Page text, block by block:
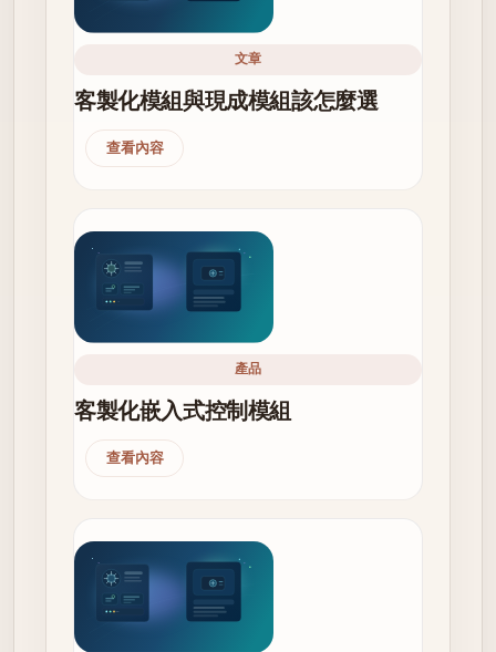
文章
客製化模組與現成模組該怎麼選
查看內容
產品
客製化嵌入式控制模組
查看內容